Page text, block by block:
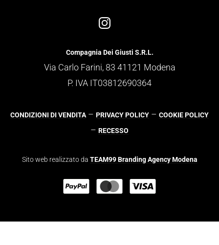
Compagnia Dei Giusti S.R.L.
Via Carlo Farini, 83 41121 Modena
P. IVA IT03812690364
CONDIZIONI DI VENDITA – PRIVACY POLICY – COOKIE POLICY
– RECESSO
Sito web realizzato da TEAM99 Branding Agency Modena